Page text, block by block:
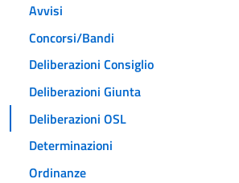
Avvisi
Concorsi/Bandi
Deliberazioni Consiglio
Deliberazioni Giunta
Deliberazioni OSL
Determinazioni
Ordinanze